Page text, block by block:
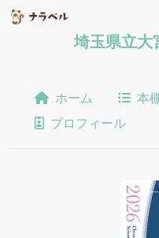
埼玉県立大
ホーム 本
プロフィール